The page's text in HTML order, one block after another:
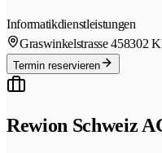
Informatikdienstleistungen
Graswinkelstrasse 458302
Termin reservieren
Rewion Schweiz